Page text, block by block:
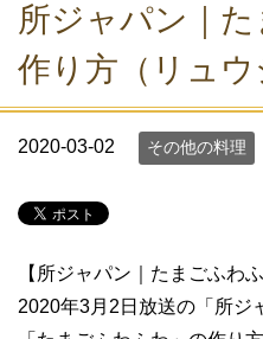
所ジャパン｜
作り方（リュ
2020-03-02 その他の料理
【所ジャパン｜たまごふわ
2020年3月2日放送の「所ジ